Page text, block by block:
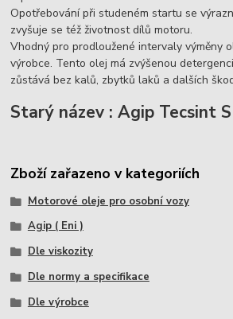
Opotřebování při studeném startu se
zvyšuje se též životnost dílů motoru.
Vhodný pro prodloužené intervaly výměny
výrobce. Tento olej má zvýšenou
zůstává bez kalů, zbytků laků a dalších
Starý název : Agip Tecsint
Zboží zařazeno v kategoriích
Motorové oleje pro osobní vozy
Agip ( Eni )
Dle viskozity
Dle normy a specifikace
Dle výrobce